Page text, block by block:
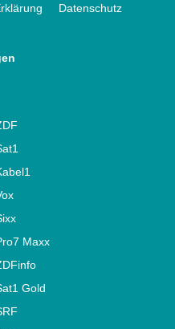
Datenschutz
Maxx
Gold